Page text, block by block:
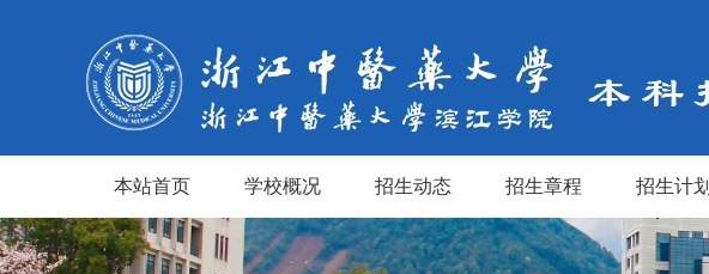
本站首页 学校概况 招生动态 招生章程 招生计划